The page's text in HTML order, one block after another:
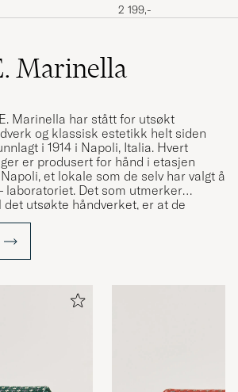
Tie Dark Green
2 199,-
Marinella
Marinella har stått for utsøkt
og klassisk estetikk helt siden
i 1914 i Napoli, Italia. Hvert
er produsert for hånd i etasjen
et lokale som de selv har valgt å
laboratoriet. Det som utmerker
det utsøkte håndverket, er at de
silkestoff fra England, noe som
I dag ledes familiebedriften av
fjerde generasjon Marinella og
verden.